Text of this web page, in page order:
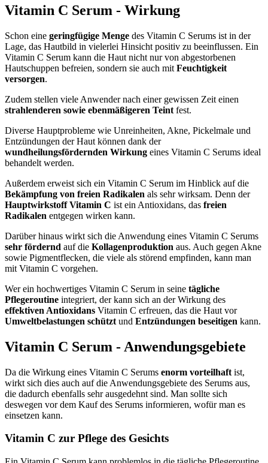
Vitamin C Serum - Wirkung
Schon eine geringfügige Menge des Vitamin C Serums ist in der
Lage, das Hautbild in vielerlei Hinsicht positiv zu beeinflussen. Ein
Vitamin C Serum kann die Haut nicht nur von abgestorbenen
Hautschuppen befreien, sondern sie auch mit Feuchtigkeit
versorgen.
Zudem stellen viele Anwender nach einer gewissen Zeit einen
strahlenderen sowie ebenmäßigeren Teint fest.
Diverse Hauptprobleme wie Unreinheiten, Akne, Pickelmale und
Entzündungen der Haut können dank der
wundheilungsfördernden Wirkung eines Vitamin C Serums ideal
behandelt werden.
Außerdem erweist sich ein Vitamin C Serum im Hinblick auf die
Bekämpfung von freien Radikalen als sehr wirksam. Denn der
Hauptwirkstoff Vitamin C ist ein Antioxidans, das freien
Radikalen entgegen wirken kann.
Darüber hinaus wirkt sich die Anwendung eines Vitamin C Serums
sehr fördernd auf die Kollagenproduktion aus. Auch gegen Akne
sowie Pigmentflecken, die viele als störend empfinden, kann man
mit Vitamin C vorgehen.
Wer ein hochwertiges Vitamin C Serum in seine tägliche
Pflegeroutine integriert, der kann sich an der Wirkung des
effektiven Antioxidans Vitamin C erfreuen, das die Haut vor
Umweltbelastungen schützt und Entzündungen beseitigen kann.
Vitamin C Serum - Anwendungsgebiete
Da die Wirkung eines Vitamin C Serums enorm vorteilhaft ist,
wirkt sich dies auch auf die Anwendungsgebiete des Serums aus,
die dadurch ebenfalls sehr ausgedehnt sind. Man sollte sich
deswegen vor dem Kauf des Serums informieren, wofür man es
einsetzen kann.
Vitamin C zur Pflege des Gesichts